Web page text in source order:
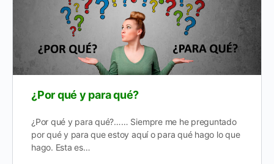
¿Por qué y para qué?
¿Por qué y para qué?…… Siempre me he preguntado
por qué y para que estoy aquí o para qué hago lo que
hago. Esta es…